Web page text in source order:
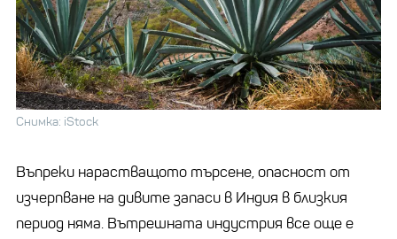
Снимка: iStock
Въпреки нарастващото търсене, опасност от
изчерпване на дивите запаси в Индия в близкия
период няма. Вътрешната индустрия все още е